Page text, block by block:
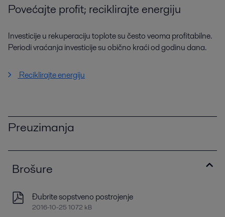
Povećajte profit; reciklirajte energiju
Investicije u rekuperaciju toplote su često veoma profitabilne.
Periodi vraćanja investicije su obično kraći od godinu dana.
Reciklirajte energiju
Preuzimanja
Brošure
Đubrite sopstveno postrojenje
2016-10-25 1072 kB